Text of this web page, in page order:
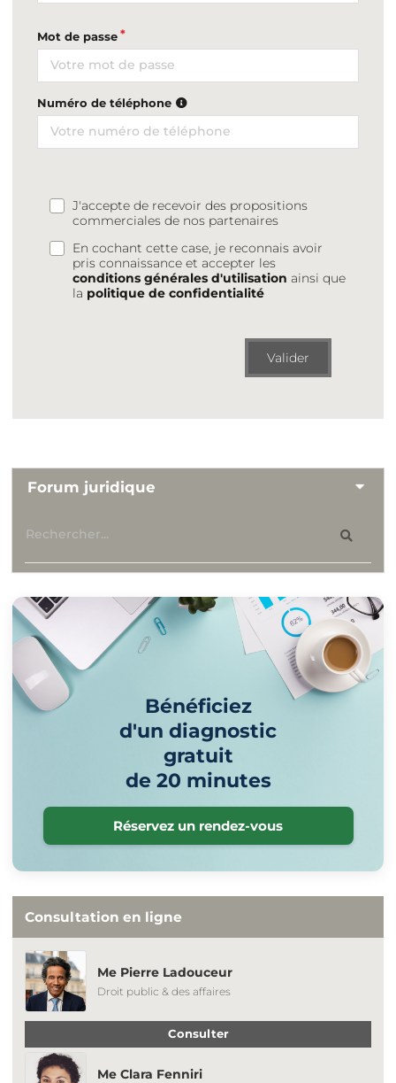
Mot de passe
Numéro de téléphone
J'accepte de recevoir des propositions
commerciales de nos partenaires
En cochant cette case, je reconnais avoir
pris connaissance et accepter les
conditions générales d'utilisation ainsi que
la politique de confidentialité
Valider
Forum juridique
Bénéficiez
d'un diagnostic
gratuit
de 20 minutes
Réservez un rendez-vous
Consultation en ligne
Me Pierre Ladouceur
Droit public & des affaires
Consulter
Me Clara Fenniri